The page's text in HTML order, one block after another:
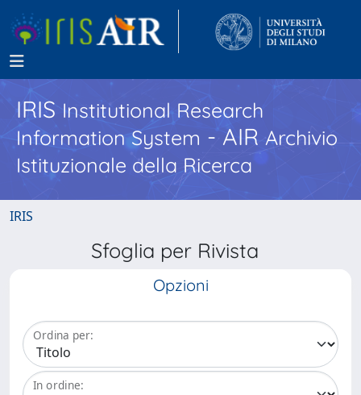
IRISInstitutional Research
Information System - AIR Archivio
Istituzionale della Ricerca
IRIS
Sfoglia per Rivista
Opzioni
Ordina per:
In ordine: